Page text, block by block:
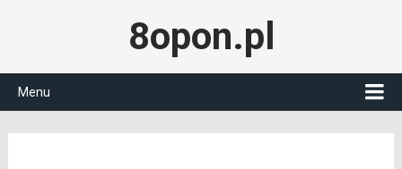
8opon.pl
Menu